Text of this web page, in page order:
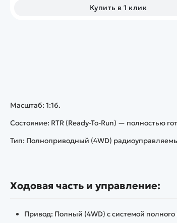
Купить в 1 клик
Масштаб: 1:16.
Состояние: RTR (Ready-To-Run) — полностью
Тип: Полноприводный (4WD)
Ходовая часть и управление:
Привод: Полный (4WD) с системой